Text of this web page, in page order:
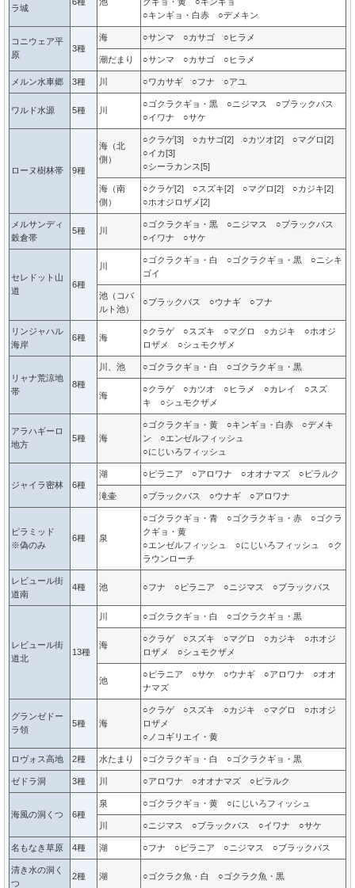
ラ城
○キンギョ・白赤 ○デメキン
コニウェア平
原
3種
海 ○サンマ ○カサゴ ○ヒラメ
潮だまり ○サンマ ○カサゴ ○ヒラメ
メルン水車郷 3種 川 ○ワカサギ ○フナ ○アユ
ワルド水源 5種 川
○ゴクラクギョ・黒 ○ニジマス ○ブラックバス
○イワナ ○サケ
ローヌ樹林帯 9種
海（北
側）
○クラゲ[3] ○カサゴ[2] ○カツオ[2] ○マグロ[2]
○イカ[3]
○シーラカンス[5]
海（南
側）
○クラゲ[2] ○スズキ[2] ○マグロ[2] ○カジキ[2]
○ホオジロザメ[2]
メルサンディ
穀倉帯
5種 川
○ゴクラクギョ・黒 ○ニジマス ○ブラックバス
○イワナ ○サケ
セレドット山
道
6種
川
○ゴクラクギョ・白 ○ゴクラクギョ・黒 ○ニシキ
ゴイ
池（コバ
ルト池）
○ブラックバス ○ウナギ ○フナ
リンジャハル
海岸
6種 海
○クラゲ ○スズキ ○マグロ ○カジキ ○ホオジ
ロザメ ○シュモクザメ
リャナ荒涼地
帯
8種
川、池 ○ゴクラクギョ・白 ○ゴクラクギョ・黒
海
○クラゲ ○カツオ ○ヒラメ ○カレイ ○スズ
キ ○シュモクザメ
アラハギーロ
地方
5種 海
○ゴクラクギョ・黄 ○キンギョ・白赤 ○デメキ
ン ○エンゼルフィッシュ
○にじいろフィッシュ
ジャイラ密林 6種
湖 ○ピラニア ○アロワナ ○オオナマズ ○ピラルク
滝壷 ○ブラックバス ○ウナギ ○アロワナ
ピラミッド
※偽のみ
6種 泉
○ゴクラクギョ・青 ○ゴクラクギョ・赤 ○ゴクラ
クギョ・黄
○エンゼルフィッシュ ○にじいろフィッシュ ○ク
ラウンローチ
レビュール街
道南
4種 池 ○フナ ○ピラニア ○ニジマス ○ブラックバス
レビュール街
道北
13種
川 ○ゴクラクギョ・白 ○ゴクラクギョ・黒
海
○クラゲ ○スズキ ○マグロ ○カジキ ○ホオジ
ロザメ ○シュモクザメ
池
○ピラニア ○サケ ○ウナギ ○アロワナ ○オオ
ナマズ
グランゼドー
ラ領
5種 海
○クラゲ ○スズキ ○カジキ ○マグロ ○ホオジ
ロザメ
○ノコギリエイ・黄
ロヴォス高地 2種 水たまり ○ゴクラクギョ・白 ○ゴクラクギョ・黒
ゼドラ洞 3種 川 ○アロワナ ○オオナマズ ○ピラルク
海風の洞くつ 6種
泉 ○ゴクラクギョ・黄 ○にじいろフィッシュ
川 ○ニジマス ○ブラックバス ○イワナ ○サケ
名もなき草原 4種 湖 ○フナ ○ピラニア ○ニジマス ○ブラックバス
清き水の洞く
つ
2種 湖 ○ゴクラク魚・白 ○ゴクラク魚・黒